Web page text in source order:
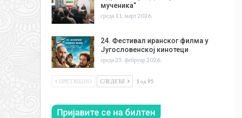
мученика“
среда 11. март 2026.
24. Фестивал иранског филма у
Југословенској кинотеци
среда 25. фебруар 2026.
ПРЕТХОДНО СЛЕДЕЋЕ 1 од 95
Пријавите се на билтен